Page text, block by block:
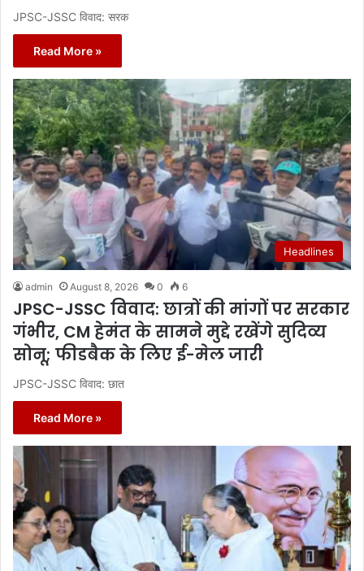
JPSC-JSSC विवाद: सरक
Read More »
Headlines
admin August 8, 2026 0 6
JPSC-JSSC विवाद: छात्रों की मांगों पर सरकार
गंभीर, CM हेमंत के सामने मुद्दे रखेंगे सुदिव्य
सोनू; फीडबैक के लिए ई-मेल जारी
JPSC-JSSC विवाद: छात
Read More »